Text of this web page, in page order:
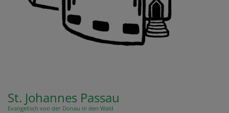
St. Johannes Passau
Evangelisch von der Donau in den Wald